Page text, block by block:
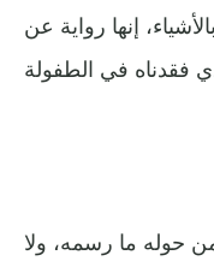
إنها رواية عن
حوله ما رسمه، ولا